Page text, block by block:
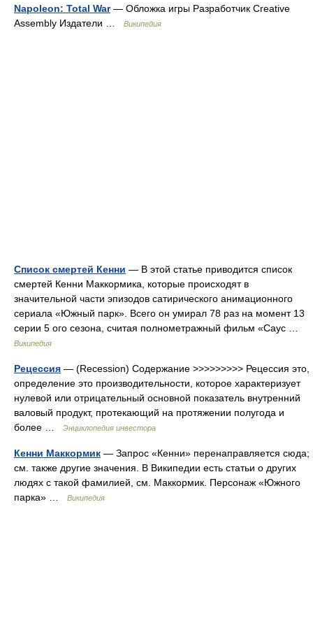
Napoleon: Total War— Обложка игры Разработчик Creative
Assembly Издатели …
Википедия
Список смертей Кенни — В этой статье приводится список
смертей Кенни Маккормика, которые происходят в
значительной части эпизодов сатирического анимационного
сериала «Южный парк». Всего он умирал 78 раз на момент 13
серии 5 ого сезона, считая полнометражный фильм «Саус …
Википедия
Рецессия — (Recession) Содержание >>>>>>>>> Рецессия это,
определение это производительности, которое характеризует
нулевой или отрицательный основной показатель внутренний
валовый продукт, протекающий на протяжении полугода и
более …
Энциклопедия инвестора
Кенни Маккормик — Запрос «Кенни» перенаправляется сюда;
см. также другие значения. В Википедии есть статьи о других
людях с такой фамилией, см. Маккормик. Персонаж «Южного
парка» …
Википедия